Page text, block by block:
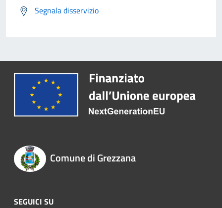
Segnala disservizio
Comune di Grezzana
SEGUICI SU